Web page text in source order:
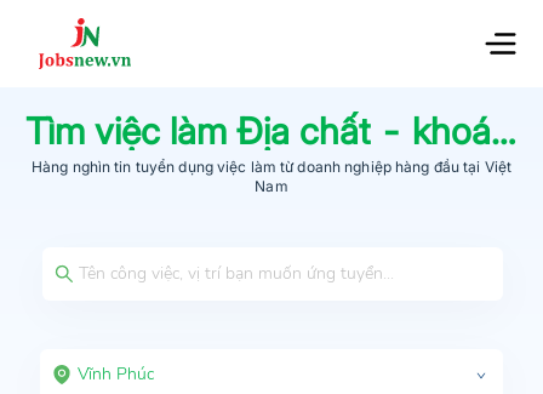
Tìm việc làmĐịa chất - khoáng sản
Hàng nghìn tin tuyển dụng việc làm từdoanh nghiệp hàng đầu tại Việt
Nam
Vĩnh Phúc